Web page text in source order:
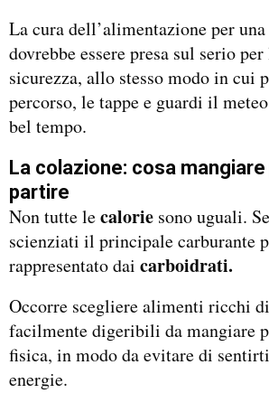
La cura dell’alimentazione per
dovrebbe essere presa sul serio
sicurezza, allo stesso modo in cui
percorso, le tappe e guardi il
bel tempo.
La colazione: cosa
partire
Non tutte lecalorie sono uguali.
scienziati il principale carburante
rappresentato dai carboidrati.
Occorre scegliere alimenti ricchi
facilmente digeribili da mangiare
fisica, in modo da evitare di
energie.